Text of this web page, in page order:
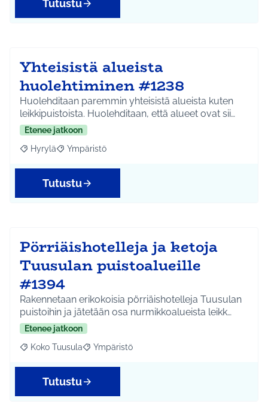
Tutustu
Yhteisistä alueista
huolehtiminen #1238
Huolehditaan paremmin yhteisistä alueista kuten
leikkipuistoista. Huolehditaan, että alueet ovat sii…
Etenee jatkoon
Rajaa tulokset aihepiirin mukaan: Hyrylä
Hyrylä Rajaa tulokset teeman mukaan: Ympäristö
Ympäristö
Tutustu
Pörriäishotelleja ja ketoja
Tuusulan puistoalueille
#1394
Rakennetaan erikokoisia pörriäishotelleja Tuusulan
puistoihin ja jätetään osa nurmikkoalueista leikk…
Etenee jatkoon
Rajaa tulokset aihepiirin mukaan: Koko Tuusula
Koko Tuusula Rajaa tulokset teeman mukaan: Ympäristö
Ympäristö
Tutustu